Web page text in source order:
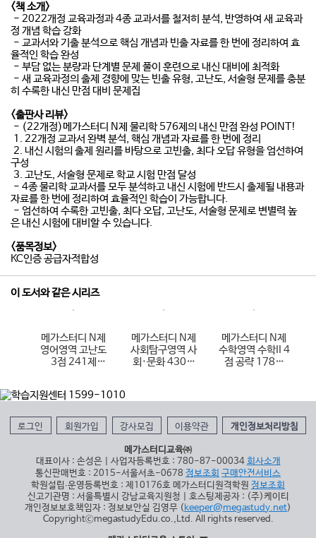
<책 소개>
- 2022개정 교육과정과 4종 교과서를 철저히 분석, 반영하여 새 교육과
정 개념 학습 강화
- 교과서와 기출 분석으로 핵심 개념과 빈출 자료를 한 번에 정리하여 효
율적인 학습 완성
- 부담 없는 분량과 단계별 문제 풀이 훈련으로 내신 대비에 최적화
- 새 교육과정의 출제 경향에 맞는 빈출 유형, 고난도, 서술형 문제를 충분
히 수록한 내신 만점 대비 문제집
<출판사 리뷰>
- (22개정)메가스터디 N제 물리학 576제의 내신 만점 완성 POINT!
1. 22개정 교과서 완벽 분석, 핵심 개념과 자료를 한 번에 정리
2. 내신 시험의 출제 원리를 바탕으로 고빈출, 최다 오답 유형을 엄선하여
구성
3. 고난도, 서술형 문제로 학교 시험 만점 달성
- 4종 물리학 교과서를 모두 분석하고 내신 시험에 반드시 출제될 내용과
자료를 한 번에 정리하여 효율적인 학습이 가능합니다.
- 엄선하여 수록한 고빈출, 최다 오답, 고난도, 서술형 문제로 변별력 높
은 내신 시험에 대비할 수 있습니다.
<품목정보>
KC인증 공급자적합성
이 도서와 같은 시리즈
가스터디 N제
어영역 고난도
3점 241제
메가스터디 N제
사회탐구영역 사
회·문화 430제
메가스터디 N제
수학영역 수학II 4
점 공략 178제
메가스터
과학탐구
학I 274
로그인 회원가입 강사모집 이용약관 개인정보처리방침
메가스터디교육㈜
대표이사 : 손성은 | 사업자등록번호 : 780-87-00034 회사소개
통신판매번호 : 2015-서울서초-0678 정보조회 구매안전서비스
학원설립∙운영등록번호 : 제10176호 메가스터디원격학원 정보조회
신고기관명 : 서울특별시 강남교육지원청 | 호스팅제공자 : (주)케이티
개인정보보호책임자 : 정보보안실 김영무 (keeper@megastudy.net)
CopyrightⓒmegastudyEdu.co.,Ltd. All rights reserved.